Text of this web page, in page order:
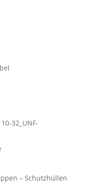
32_UNF-
– Schutzhüllen